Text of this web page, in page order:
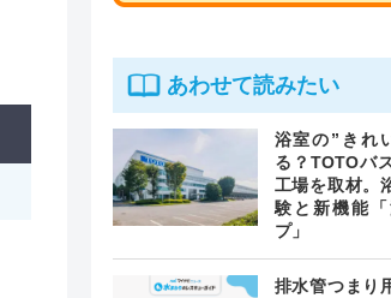
あわせて読みたい
浴室の”きれ
る？TOTOバ
工場を取材。
験と新機能
プ」
排水管つまり